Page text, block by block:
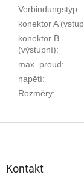
Verbindungstyp:
konektor A
konektor B
(výstupní):
max. proud:
napětí:
Rozměry:
Kontakt